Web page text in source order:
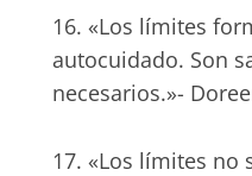
16. «Los límites
autocuidado. Son
necesarios.»-
17. «Los límites no